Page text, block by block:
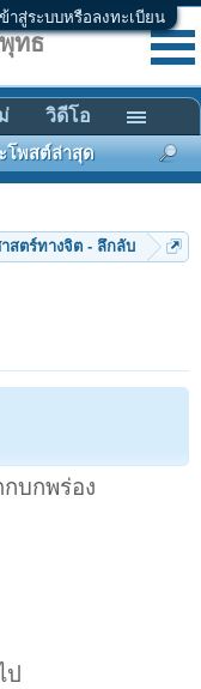
ข้าสู่ระบบหรือลงทะเบียน
สตร์ทางจิต - ลึกลับ
กบกพร่อง
ป
ทธ
โพสต์ล่าสุด
วิดีโอ